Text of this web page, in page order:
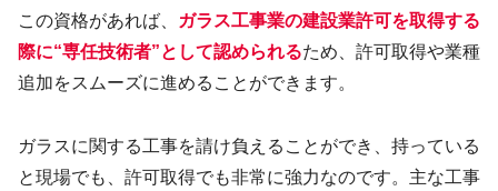
この資格があれば、
ガラス工事業の建設業許可を取得する
際に“専任技術者”として認められるため、許可取得や業種
追加をスムーズに進めることができます。
ガラスに関する工事を請け負えることができ、持っている
と現場でも、許可取得でも非常に強力なのです。主な工事